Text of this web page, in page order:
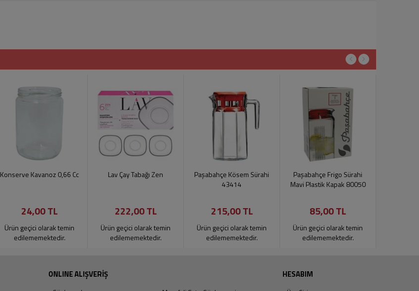
Konserve Kavanoz 0,66 Cc
24,00 TL
Ürün geçici olarak temin
edilememektedir.
Lav Çay Tabağı Zen
222,00 TL
Ürün geçici olarak temin
edilememektedir.
Paşabahçe Kösem Sürahi
43414
215,00 TL
Ürün geçici olarak temin
edilememektedir.
Paşabahçe Frigo Sürahi
Mavi Plastik Kapak 80050
85,00 TL
Ürün geçici olarak temin
edilememektedir.
ONLINE ALIŞVERİŞ HESABIM